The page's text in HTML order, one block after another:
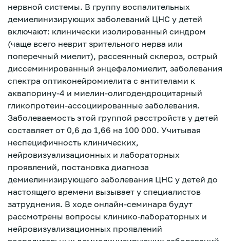
Зарегистрироваться
нервной системы. В группу воспалительных
демиелинизирующих заболеваний ЦНС у детей
включают: клинически изолированный синдром
(чаще всего неврит зрительного нерва или
поперечный миелит), рассеянный склероз, острый
диссеминированный энцефаломиелит, заболевания
спектра оптиконейромиелита с антителами к
аквапорину-4 и миелин-олигодендроцитарный
гликопротеин-ассоциированные заболевания.
Заболеваемость этой группой расстройств у детей
составляет от 0,6 до 1,66 на 100 000. Учитывая
неспецифичность клинических,
нейровизуализационных и лабораторных
проявлений, постановка диагноза
демиелинизирующего заболевания ЦНС у детей до
настоящего времени вызывает у специалистов
затруднения. В ходе онлайн-семинара будут
рассмотрены вопросы клинико-лабораторных и
нейровизуализационных проявлений